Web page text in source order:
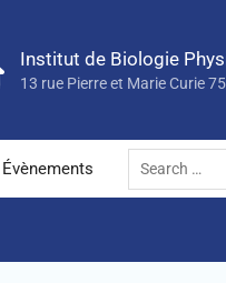
Institut de Biologie
13 rue Pierre et Marie Curie
Évènements